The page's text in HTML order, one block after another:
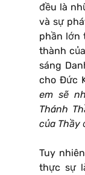
đều là
và sự
phần lớn
thành
sáng
cho Ðức
em sẽ
Thánh
của Thầy
Tuy
thực sự